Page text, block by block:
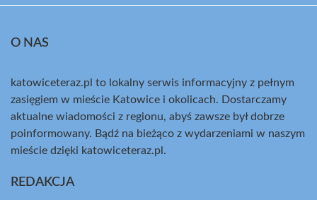
O NAS
katowiceteraz.pl to lokalny serwis informacyjny z pełnym
zasięgiem w mieście Katowice i okolicach. Dostarczamy
aktualne wiadomości z regionu, abyś zawsze był dobrze
poinformowany. Bądź na bieżąco z wydarzeniami w naszym
mieście dzięki katowiceteraz.pl.
REDAKCJA